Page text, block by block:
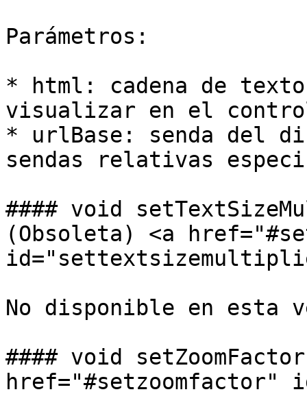
Parámetros:
* html: cadena de
visualizar en el
* urlBase: senda del
sendas relativas
#### void
(Obsoleta) <a
No disponible en esta
#### void
href="#setzoomfactor"